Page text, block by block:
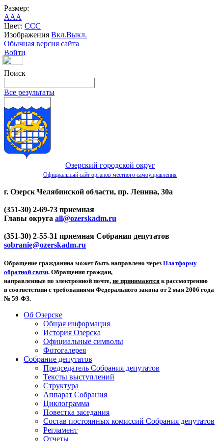
Размер:
AAA
Цвет: CCC
Изображения Вкл.Выкл.
Обычная версия сайта
Войти
Поиск
Все результаты
Озерский городской округ
Официальный сайт органов местного самоуправления
г. Озерск Челябинской области, пр. Ленина, 30а
(351-30) 2-69-73 приемная
Главы округа all@ozerskadm.ru
(351-30) 2-55-31 приемная Собрания депутатов
sobranie@ozerskadm.ru
Обращение гражданина может быть направлено через Платформу
обратной связи. Обращения граждан,
направленные по электронной почте, не принимаются к рассмотрению
в соответствии с требованиями Федерального закона от 2 мая 2006 года
№ 59-ФЗ.
Об Озерске
Общая информация
История Озерска
Официальные символы
Фотогалерея
Собрание депутатов
Председатель Собрания депутатов
Тексты выступлений
Структура
Аппарат Собрания
Циклограмма
Повестка заседания
Состав постоянных комиссий Собрания депутатов
Регламент
Отчеты